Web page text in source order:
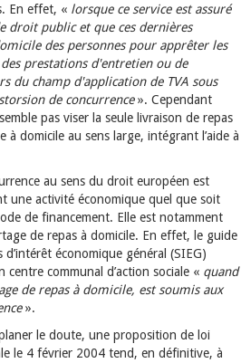
En effet, « lorsque ce service est assuré
droit public et que ces dernières
des personnes pour apprêter les
prestations d'entretien ou de
du champ d'application de TVA sous
de concurrence». Cependant
pas viser la seule livraison de repas
à domicile au sens large, intégrant l’aide à
au sens du droit européen est
une activité économique quel que soit
de financement. Elle est notamment
de repas à domicile. En effet, le guide
économique général (SIEG)
centre communal d’action sociale « quand
de repas à domicile, est soumis aux
».
le doute, une proposition de loi
le 4 février 2004 tend, en définitive, à